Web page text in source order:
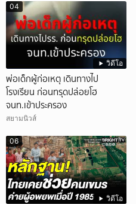
วิดีโอ
04
พ่อเด็กผู้ก่อเหตุ เดินทางไป
โรงเรียน ก่อนทรุดปล่อยโฮ
จนท.เข้าประครอง
สยามนิวส์
วิดีโอ
06